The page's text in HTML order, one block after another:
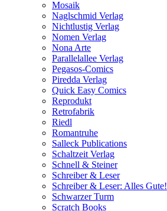
Mosaik
Naglschmid Verlag
Nichtlustig Verlag
Nomen Verlag
Nona Arte
Parallelallee Verlag
Pegasos-Comics
Piredda Verlag
Quick Easy Comics
Reprodukt
Retrofabrik
Riedl
Romantruhe
Salleck Publications
Schaltzeit Verlag
Schnell & Steiner
Schreiber & Leser
Schreiber & Leser: Alles Gute!
Schwarzer Turm
Scratch Books